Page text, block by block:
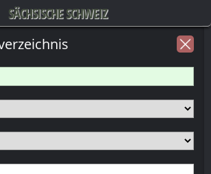
SÄCHSISCHE SCHWEIZ